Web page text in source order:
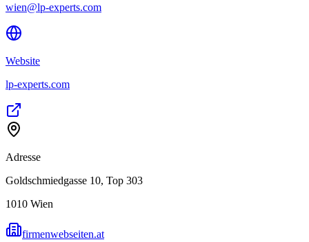
wien@lp-experts.com
Website
lp-experts.com
Adresse
Goldschmiedgasse 10, Top 303
1010 Wien
firmenwebseiten.at